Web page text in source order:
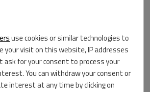
use cookies or similar technologies to
your visit on this website, IP addresses
for your consent to process your
You can withdraw your consent or
interest at any time by clicking on